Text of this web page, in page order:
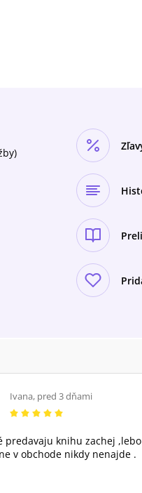
Ivana, pred 3 dňami
predavaju knihu zachej ,lebo
v obchode nikdy nenajde .